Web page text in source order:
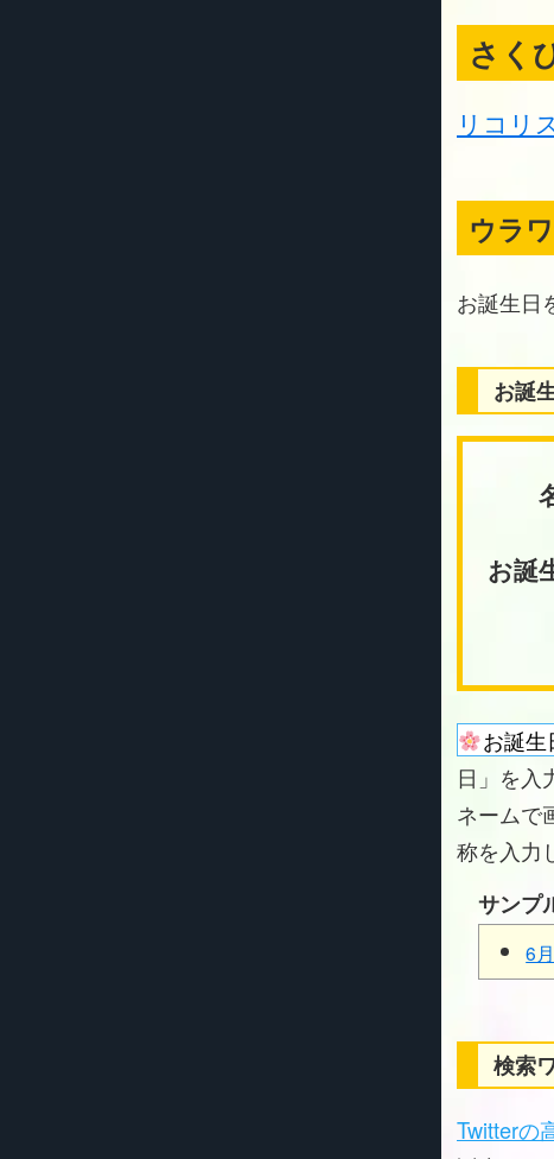
さく
リコリ
ウラ
お誕
お誕
お誕生
日」を入
ネームで
称を入力
サンプ
6
検索
Twitterの